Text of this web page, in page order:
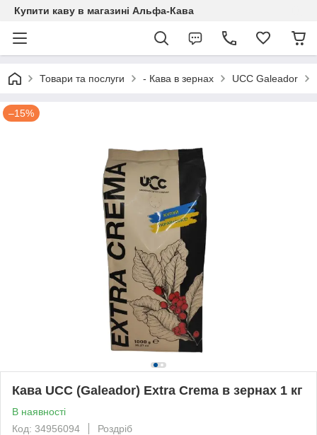
Купити каву в магазині Альфа-Кава
Товари та послуги - Кава в зернах UCC Galeador
–15%
Кава UCC (Galeador) Extra Crema в зернах 1 кг
В наявності
Код: 34956094
Роздріб